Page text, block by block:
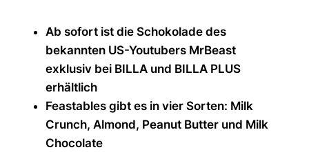
Ab sofort ist die Schokolade des
bekannten US-Youtubers MrBeast
exklusiv bei BILLA und BILLA PLUS
erhältlich
Feastables gibt es in vier Sorten: Milk
Crunch, Almond, Peanut Butter und Milk
Chocolate